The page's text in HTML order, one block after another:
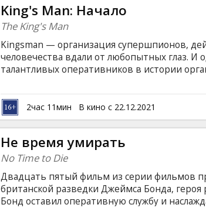
King's Man: Начало
The King's Man
Kingsman — организация супершпионов,
человечества вдали от любопытных глаз. И
талантливых оперативников в истории
служить на благо Англии, но в итоге
и убийц. Фильм на английском языке с
языках.
2час 11мин В кино с 22.12.2021
Не время умирать
No Time to Die
Двадцать пятый фильм из серии фильмов
британской разведки Джеймса Бонда,
Бонд оставил оперативную службу и